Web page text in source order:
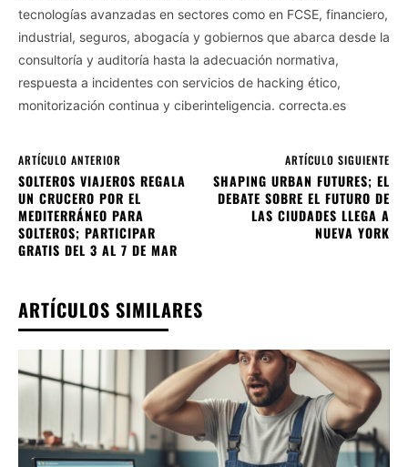
tecnologías avanzadas en sectores como en FCSE, financiero,
industrial, seguros, abogacía y gobiernos que abarca desde la
consultoría y auditoría hasta la adecuación normativa,
respuesta a incidentes con servicios de hacking ético,
monitorización continua y ciberinteligencia. correcta.es
ARTÍCULO ANTERIOR
SOLTEROS VIAJEROS REGALA
UN CRUCERO POR EL
MEDITERRÁNEO PARA
SOLTEROS; PARTICIPAR
GRATIS DEL 3 AL 7 DE MAR
ARTÍCULO SIGUIENTE
SHAPING URBAN FUTURES; EL
DEBATE SOBRE EL FUTURO DE
LAS CIUDADES LLEGA A
NUEVA YORK
ARTÍCULOS SIMILARES